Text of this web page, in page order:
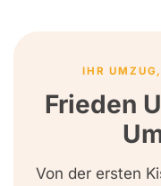
IHR
Frieden
Von der ersten